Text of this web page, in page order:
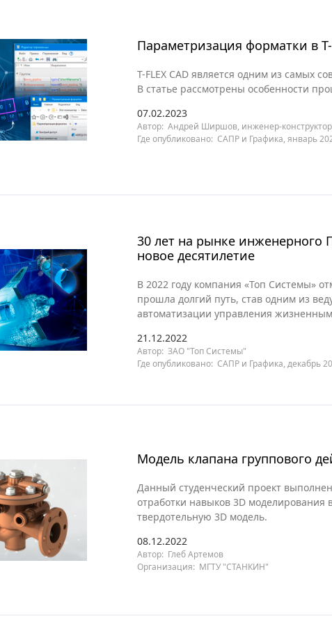
Параметризация форматки в T-
T-FLEX CAD является одним из самых
В статье рассмотрены особенности
07.02.2023
Автор: Андрей Ширшов, инженер-
Где опубликовано: САПР и Графика, январь
30 лет на рынке инженерного
новое десятилетие
В 2022 году компания «Топ Системы»
прошла долгий путь, став одним из
автоматизации управления
21.12.2022
Автор: ЗАО "Топ Системы"
Где опубликовано: САПР и Графика, декабрь
Модель клапана группового
Данный студенческий проект
отработки навыков 3D моделирования
твердотельную 3D модель.
08.12.2022
Автор: Глеб Артемов
Организация: МГТУ "СТАНКИН"